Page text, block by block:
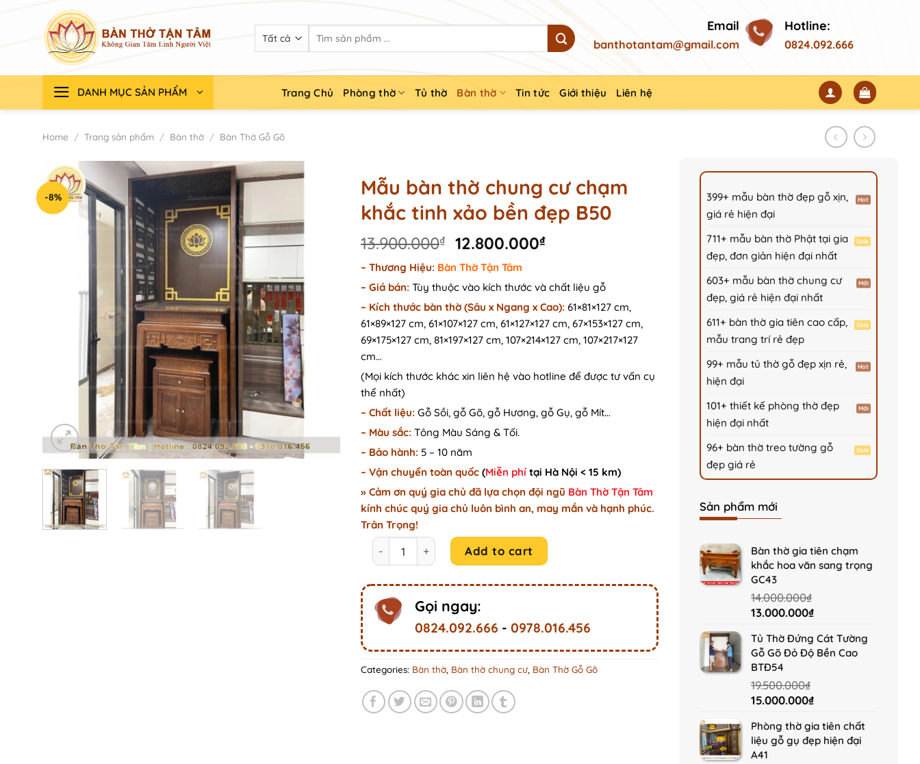
for:
Email
banthotantam@gmail.com
Hotline:
0824.092.666
DANH MỤC SẢN PHẨM Trang Chủ Phòng thờ Tủ thờ Bàn thờ Tin tức Giới thiệu Liên hệ
Home / Trang sản phẩm / Bàn thờ / Bàn Thờ Gỗ Gõ
399+ mẫu bàn thờ đẹp gỗ xịn,
giá rẻ hiện đại
711+ mẫu bàn thờ Phật tại gia
đẹp, đơn giản hiện đại nhất
603+ mẫu bàn thờ chung cư
đẹp, giá rẻ hiện đại nhất
611+ bàn thờ gia tiên cao cấp,
mẫu trang trí rẻ đẹp
99+ mẫu tủ thờ gỗ đẹp xịn rẻ,
hiện đại
101+ thiết kế phòng thờ đẹp
hiện đại nhất
96+ bàn thờ treo tường gỗ
đẹp giá rẻ
Sản phẩm mới
Bàn thờ gia tiên chạm
khắc hoa văn sang trọng
GC43
14.000.000₫
Original
was:
14.000.000₫.
13.000.000₫Current
is:
13.000.000₫.
Tủ Thờ Đứng Cát Tường
Gỗ Gõ Đỏ Độ Bền Cao
BTĐ54
19.500.000₫
Original
was:
19.500.000₫.
15.000.000₫Current
is:
15.000.000₫.
Phòng thờ gia tiên chất
liệu gỗ gụ đẹp hiện đại
A41
-8%
Mẫu bàn thờ chung cư chạm
khắc tinh xảo bền đẹp B50
13.900.000₫
Original
price
was:
13.900.000₫.
12.800.000₫Current
12.800.000₫.
– Thương Hiệu: Bàn Thờ Tận Tâm
– Giá bán: Tùy thuộc vào kích thước và chất liệu gỗ
– Kích thước bàn thờ (Sâu x Ngang x Cao): 61×81×127 cm,
61×89×127 cm, 61×107×127 cm, 61×127×127 cm, 67×153×127 cm,
69×175×127 cm, 81×197×127 cm, 107×214×127 cm, 107×217×127
cm…
(Mọi kích thước khác xin liên hệ vào hotline để được tư vấn cụ
thể nhất)
– Chất liệu: Gỗ Sồi, gỗ Gõ, gỗ Hương, gỗ Gụ, gỗ Mít…
– Màu sắc: Tông Màu Sáng & Tối.
– Bảo hành: 5 – 10 năm
– Vận chuyển toàn quốc (Miễn phí tại Hà Nội < 15 km)
» Cảm ơn quý gia chủ đã lựa chọn đội ngũ Bàn Thờ Tận Tâm
kính chúc quý gia chủ luôn bình an, may mắn và hạnh phúc.
Trân Trọng!
Mẫu bàn thờ chung cư chạm khắc tinh xảo bền đẹp B50 quantity
Add to cart
Gọi ngay:
0824.092.666 -0978.016.456
Categories: Bàn thờ Bàn thờ chung cư, Bàn Thờ Gỗ Gõ